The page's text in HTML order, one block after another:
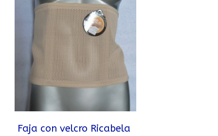
Faja con velcro Ricabela